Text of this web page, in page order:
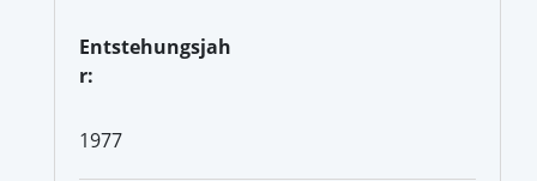
Entstehungsjah
r:
1977